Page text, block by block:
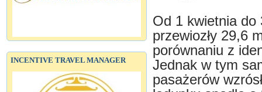
INCENTIVE TRAVEL MANAGER
Od 1 kwietnia do
przewiozły 29,6
porównaniu z
Jednak w tym
pasażerów